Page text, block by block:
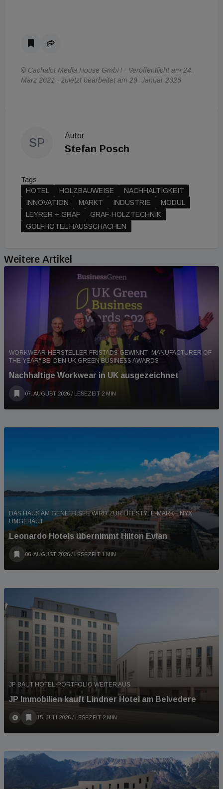
© Cachalot Media House GmbH - Veröffentlicht am 24.
März 2021 - zuletzt bearbeitet am 29. Januar 2026
SP
Autor
Stefan Posch
Tags
HOTEL
HOLZBAUWEISE
NACHHALTIGKEIT
INNOVATION
MARKT INDUSTRIE
MODUL
LEYRER + GRAF
GRAF-HOLZTECHNIK
GOLFHOTEL HAUSSCHACHEN
Weitere Artikel
WORKWEAR-HERSTELLER FRISTADS GEWINNT „MANUFACTURER OF
THE YEAR“ BEI DEN UK GREEN BUSINESS AWARDS
Nachhaltige Workwear in UK ausgezeichnet
07. AUGUST 2026 / LESEZEIT 2 MIN
DAS HAUS AM GENFER SEE WIRD ZUR LIFESTYLE-MARKE NYX
UMGEBAUT
Leonardo Hotels übernimmt Hilton Evian
06. AUGUST 2026 / LESEZEIT 1 MIN
JP BAUT HOTEL-PORTFOLIO WEITER AUS
JP Immobilien kauft Lindner Hotel am Belvedere
15. JULI 2026 / LESEZEIT 2 MIN